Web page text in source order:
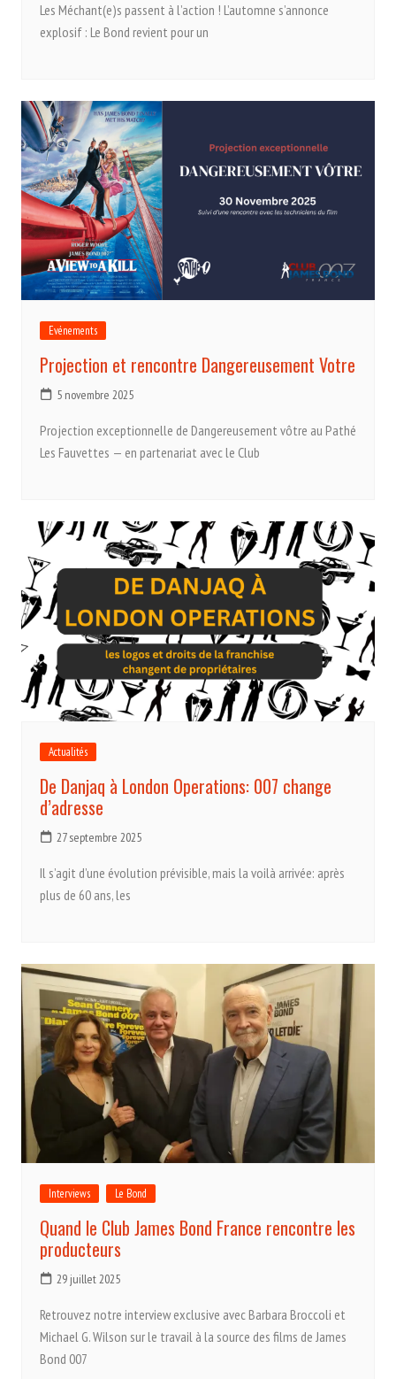
Les Méchant(e)s passent à l’action ! L’automne s’annonce
explosif : Le Bond revient pour un
Evénements
Projection et rencontre Dangereusement Votre
5 novembre 2025
Projection exceptionnelle de Dangereusement vôtre au Pathé
Les Fauvettes — en partenariat avec le Club
Actualités
De Danjaq à London Operations: 007 change
d’adresse
27 septembre 2025
Il s’agit d’une évolution prévisible, mais la voilà arrivée: après
plus de 60 ans, les
Interviews Le Bond
Quand le Club James Bond France rencontre les
producteurs
29 juillet 2025
Retrouvez notre interview exclusive avec Barbara Broccoli et
Michael G. Wilson sur le travail à la source des films de James
Bond 007